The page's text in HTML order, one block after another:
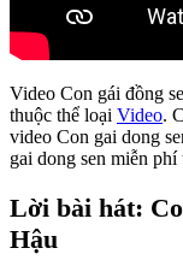
Video Con gái đồng
thuộc thể loại Video.
video Con gai dong
gai dong sen miễn
Lời bài hát:
Hậu